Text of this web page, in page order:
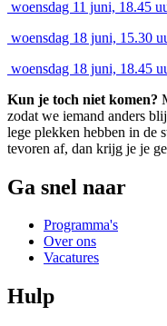
woensdag 11 juni, 18.45
woensdag 18 juni, 15.30
woensdag 18 juni, 18.45
Kun je toch niet komen?
zodat we iemand anders
lege plekken hebben in de
tevoren af, dan krijg je je
Ga snel naar
Programma's
Over ons
Vacatures
Hulp